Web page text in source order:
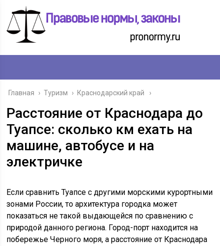
Главная › Туризм › Краснодарский край
Расстояние от Краснодара до
Туапсе: сколько км ехать на
машине, автобусе и на
электричке
Если сравнить Туапсе с другими морскими курортными
зонами России, то архитектура городка может
показаться не такой выдающейся по сравнению с
природой данного региона. Город-порт находится на
побережье Черного моря, а расстояние от Краснодара